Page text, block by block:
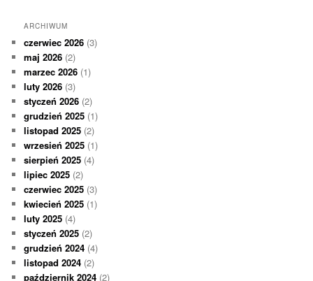
ARCHIWUM
czerwiec 2026 (3)
maj 2026 (2)
marzec 2026 (1)
luty 2026 (3)
styczeń 2026 (2)
grudzień 2025 (1)
listopad 2025 (2)
wrzesień 2025 (1)
sierpień 2025 (4)
lipiec 2025 (2)
czerwiec 2025 (3)
kwiecień 2025 (1)
luty 2025 (4)
styczeń 2025 (2)
grudzień 2024 (4)
listopad 2024 (2)
październik 2024 (2)